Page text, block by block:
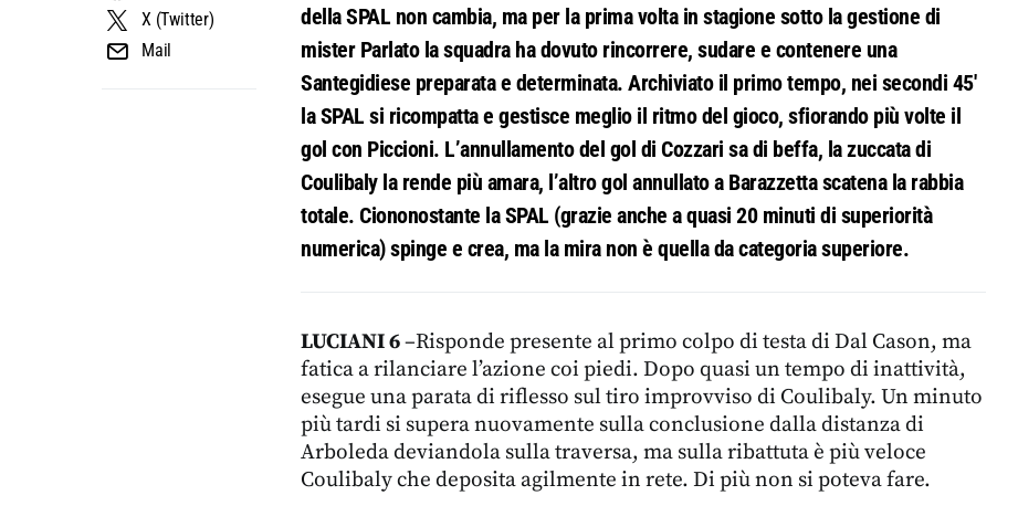
X (Twitter)
Mail
della SPAL non cambia, ma per la prima volta in stagione sotto la gestione di
mister Parlato la squadra ha dovuto rincorrere, sudare e contenere una
Santegidiese preparata e determinata. Archiviato il primo tempo, nei secondi 45′
la SPAL si ricompatta e gestisce meglio il ritmo del gioco, sfiorando più volte il
gol con Piccioni. L’annullamento del gol di Cozzari sa di beffa, la zuccata di
Coulibaly la rende più amara, l’altro gol annullato a Barazzetta scatena la rabbia
totale. Ciononostante la SPAL (grazie anche a quasi 20 minuti di superiorità
numerica) spinge e crea, ma la mira non è quella da categoria superiore.
LUCIANI 6–Risponde presente al primo colpo di testa di Dal Cason, ma
fatica a rilanciare l’azione coi piedi. Dopo quasi un tempo di inattività,
esegue una parata di riflesso sul tiro improvviso di Coulibaly. Un minuto
più tardi si supera nuovamente sulla conclusione dalla distanza di
Arboleda deviandola sulla traversa, ma sulla ribattuta è più veloce
Coulibaly che deposita agilmente in rete. Di più non si poteva fare.